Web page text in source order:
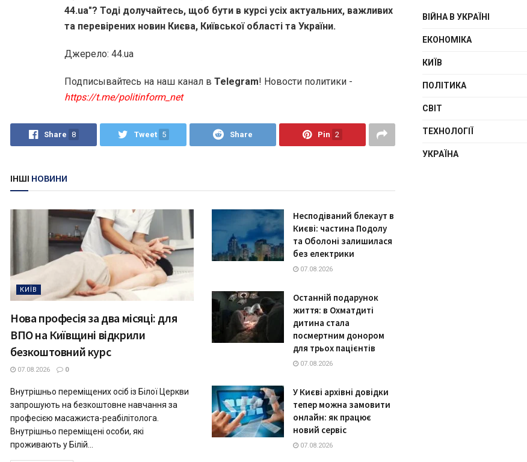
44.ua"? Тоді долучайтесь, щоб бути в курсі усіх актуальних, важливих
та перевірених новин Києва, Київської області та України.
Джерело: 44.ua
Подписывайтесь на наш канал в Telegram! Новости политики -
https://t.me/politinform_net
Share 8 Tweet 5 Share Pin 2
ІНШІ НОВИНИ
КИЇВ
Нова професія за два місяці: для
ВПО на Київщині відкрили
безкоштовний курс
07.08.2026 0
Внутрішньо переміщених осіб із Білої Церкви
запрошують на безкоштовне навчання за
професією масажиста-реабілітолога.
Внутрішньо переміщені особи, які
проживають у Білій...
Несподіваний блекаут в
Києві: частина Подолу
та Оболоні залишилася
без електрики
07.08.2026
Останній подарунок
життя: в Охматдиті
дитина стала
посмертним донором
для трьох пацієнтів
07.08.2026
У Києві архівні довідки
тепер можна замовити
онлайн: як працює
новий сервіс
07.08.2026
ВІЙНА В УКРАЇНІ
ЕКОНОМІКА
КИЇВ
ПОЛІТИКА
СВІТ
ТЕХНОЛОГІЇ
УКРАЇНА